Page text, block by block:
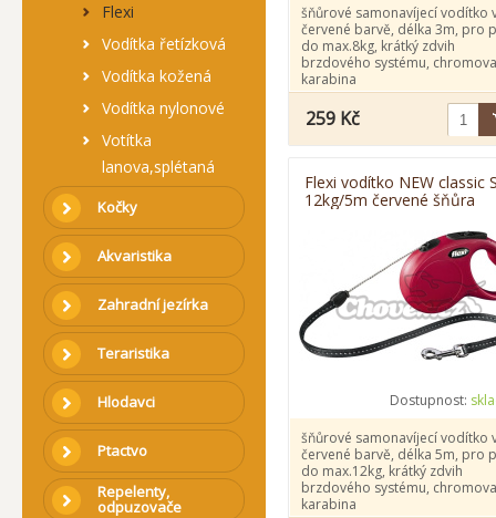
Flexi
Vodítka řetízková
Vodítka kožená
Vodítka nylonové
Votítka
lanova,splétaná
Kočky
Akvaristika
Zahradní jezírka
Teraristika
Hlodavci
Ptactvo
Repelenty,
odpuzovače
šňůrové samonavíjecí vodítko
červené barvě, délka 3m, pro
do max.8kg, krátký zdvih
brzdového systému,
karabina
259 Kč
Flexi vodítko NEW classic
12kg/5m červené šňůra
Dostupnost:
šňůrové samonavíjecí vodítko
červené barvě, délka 5m, pro
do max.12kg, krátký zdvih
brzdového systému,
karabina